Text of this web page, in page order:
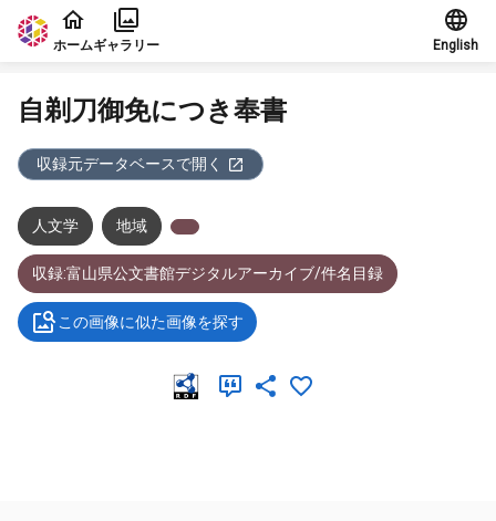
本文に飛ぶ
ホームギャラリー English
自剃刀御免につき奉書
収録元データベースで開く
人文学 地域
収録:富山県公文書館デジタルアーカイブ/件名目録
この画像に似た画像を探す